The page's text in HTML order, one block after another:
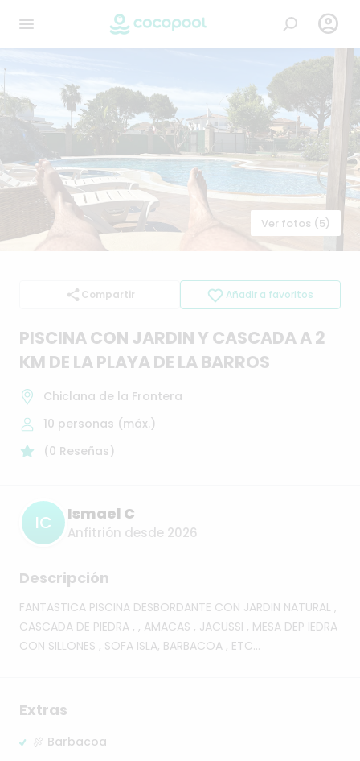

Ver fotos (5)
Compartir Añadir a favoritos
PISCINACON JARDINY CASCADAA2
KM DE LAPLAYADE LABARROS
Chiclana de la Frontera
10 personas (máx.)
(0 Reseñas)
IC Ismael C
Anfitrión desde 2026
Descripción
FANTASTICA PISCINA DESBORDANTE CON JARDIN NATURAL ,
CASCADA DE PIEDRA , , AMACAS , JACUSSI , MESA DEP IEDRA
CON SILLONES , SOFA ISLA, BARBACOA , ETC...
Extras
🍖 Barbacoa